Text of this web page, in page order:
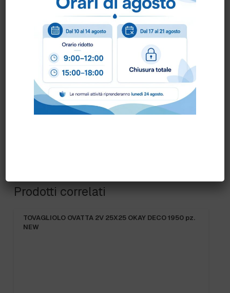
Come ordinare?
Puoi ordinare chiamando al0172 478161oppure
scrivendo una mail ainfo@bogliano.it.
Per ogni informazione siamo a disposizione.
Prodotti correlati
TOVAGLIOLO OVATTA 2V 25X25 OKAY DECO 1950 pz.
NEW